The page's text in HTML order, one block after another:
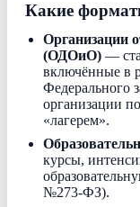
Какие
Организации
(ОДОиО) —
включённые в
Федерального
организации
«лагерем».
курсы,
№273-ФЗ).